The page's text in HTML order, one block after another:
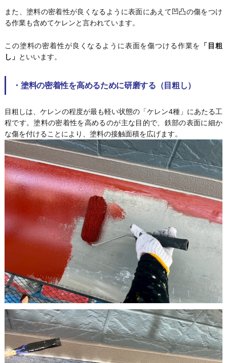
また、塗料の密着性が良くなるように表面にあえて凹凸の傷をつけ
る作業も含めてケレンと言われています。
この塗料の密着性が良くなるように表面を傷つける作業を
「目粗
し」 といいます。
・塗料の密着性を高めるために研磨する（目粗し）
目粗しは、ケレンの程度が最も軽い状態の「ケレン4種」にあたる工
程です。塗料の密着性を高めるのが主な目的で、鉄部の表面に細か
な傷を付けることにより、塗料の接触面積を広げます。